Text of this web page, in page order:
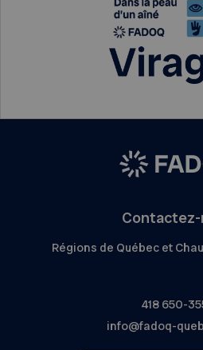
Régions de Québec et
418 650-
info@fadoq-